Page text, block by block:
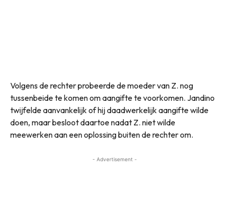
Volgens de rechter probeerde de moeder van Z. nog
tussenbeide te komen om aangifte te voorkomen. Jandino
twijfelde aanvankelijk of hij daadwerkelijk aangifte wilde
doen, maar besloot daartoe nadat Z. niet wilde
meewerken aan een oplossing buiten de rechter om.
- Advertisement -